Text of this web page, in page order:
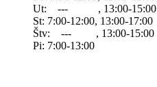
Ut: --- , 13:00-15:00
St: 7:00-12:00, 13:00-17:00
Štv: --- , 13:00-15:00
Pi: 7:00-13:00